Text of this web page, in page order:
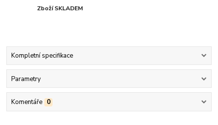
Zboží SKLADEM
Kompletní specifikace
Parametry
Komentáře 0